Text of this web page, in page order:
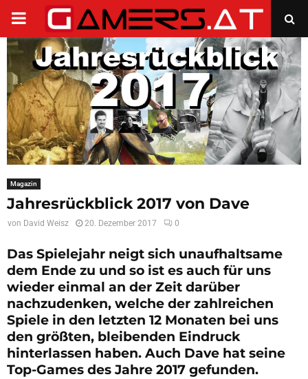
PRIMARY
MENU
Magazin
Jahresrückblick 2017 von Dave
von David Weisz 20. Dezember 2017 0
Das Spielejahr neigt sich unaufhaltsame
dem Ende zu und so ist es auch für uns
wieder einmal an der Zeit darüber
nachzudenken, welche der zahlreichen
Spiele in den letzten 12 Monaten bei uns
den größten, bleibenden Eindruck
hinterlassen haben. Auch Dave hat seine
Top-Games des Jahre 2017 gefunden.